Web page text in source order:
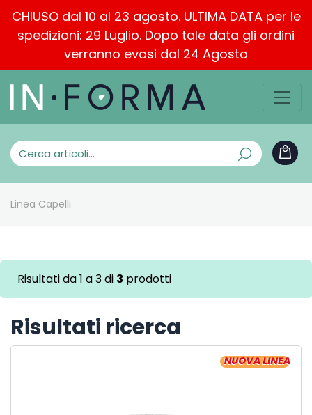
CHIUSO dal 10 al 23 agosto. ULTIMA DATA per le
spedizioni: 29 Luglio. Dopo tale data gli ordini
verranno evasi dal 24 Agosto
Linea Capelli
Risultati da 1 a 3 di 3 prodotti
Risultati ricerca